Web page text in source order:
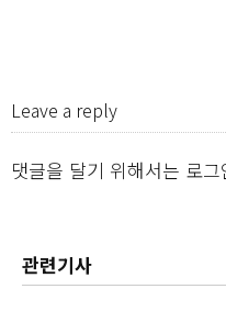
Leave a reply
댓글을 달기 위해서는 로그
관련기사